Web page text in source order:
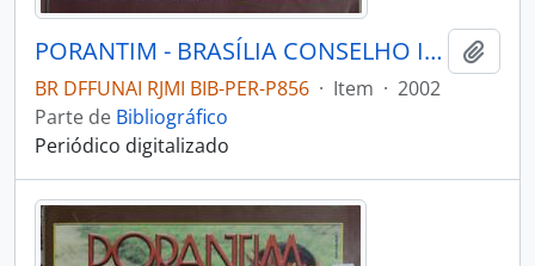
PORANTIM - BRASÍLIA CONSELHO INDIGENISTA MISSIONÁRIO - 2002 - Nº242
BR DFFUNAI RJMI BIB-PER-P856 · Item · 2002
Parte de Bibliográfico
Periódico digitalizado